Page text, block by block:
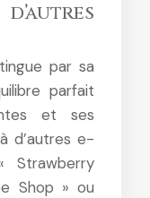
par sa
parfait
et ses
d’autres e-
Strawberry
Shop » ou